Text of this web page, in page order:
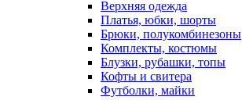
Верхняя одежда
Платья, юбки, шорты
Брюки, полукомбинезоны
Комплекты, костюмы
Блузки, рубашки, топы
Кофты и свитера
Футболки, майки